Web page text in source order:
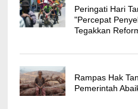
Peringati Hari
"Percepat
Tegakkan
Rampas Hak
Pemerintah